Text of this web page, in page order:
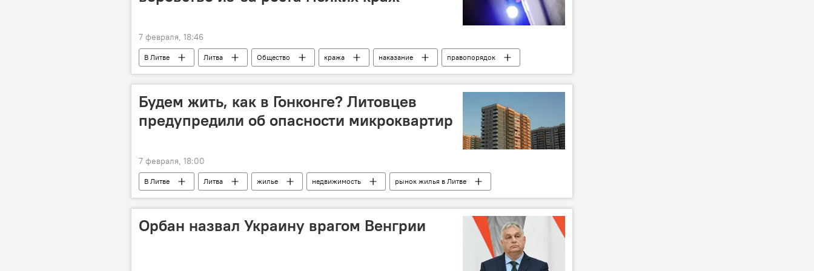
7 февраля, 18:46
В Литве Литва Общество кража наказание правопорядок
Будем жить, как в Гонконге? Литовцев
предупредили об опасности микроквартир
7 февраля, 18:00
В Литве Литва жилье недвижимость
рынок жилья в Литве
квартиры
объекты недвижимости цены на жилье Общество
Орбан назвал Украину врагом Венгрии